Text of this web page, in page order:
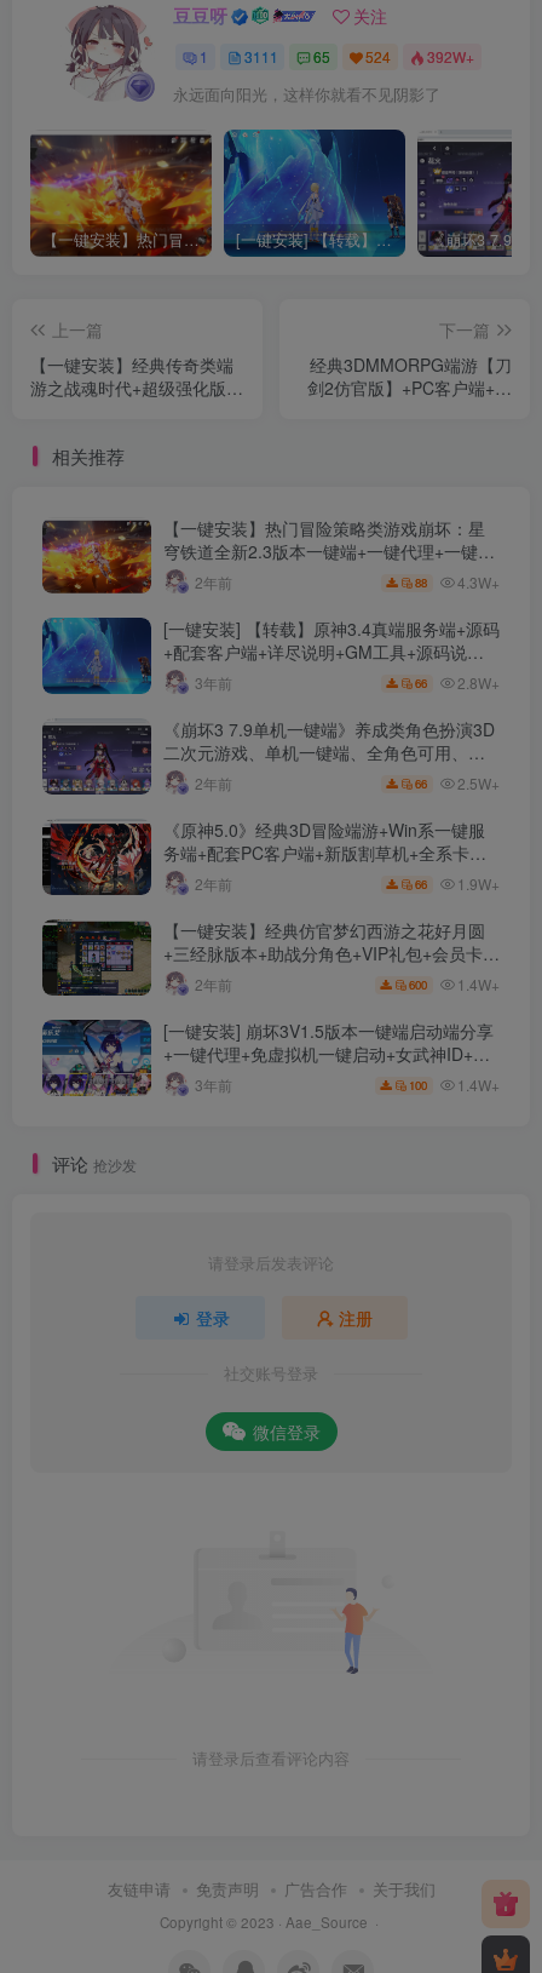
豆豆呀 关注
1 3111 65 524 392W+
永远面向阳光，这样你就看不见阴影了
【一键安装】热门冒险策略类游戏崩坏：星穹铁道全新2.3版本一键端+一键代理+一键启动+免虚拟机 [一键安装] 【转载】原神3.4真端服务端+源码+配套客户端+详尽说明+GM工具+源码说明文件
上一篇
【一键安装】经典传奇类端
游之战魂时代+超级强化版
下一篇
经典3DMMORPG端游【刀
剑2仿官版】+PC客户端+配
相关推荐
【一键安装】热门冒险策略类游戏崩坏：星
穹铁道全新2.3版本一键端+一键代理+一键启
动+免虚拟机
2年前 88 4.3W+
[一键安装] 【转载】原神3.4真端服务端+源码
+配套客户端+详尽说明+GM工具+源码说明
文件3年前 66 2.8W+
《崩坏3 7.9单机一键端》养成类角色扮演3D
二次元游戏、单机一键端、全角色可用、无
限资源、附带保姆级安装教程
2年前 66 2.5W+
《原神5.0》经典3D冒险端游+Win系一键服
务端+配套PC客户端+新版割草机+全系卡池
文件2年前 66 1.9W+
【一键安装】经典仿官梦幻西游之花好月圆
+三经脉版本+助战分角色+VIP礼包+会员卡
+剧情活动+视频搭建及其他修改资料
2年前 600 1.4W+
[一键安装] 崩坏3V1.5版本一键端启动端分享
+一键代理+免虚拟机一键启动+女武神ID+详
细指令+极简一键修改
3年前 100 1.4W+
评论 抢沙发
请登录后发表评论
登录 注册
社交账号登录
微信登录
请登录后查看评论内容
友链申请 免责声明 广告合作 关于我们
Copyright © 2023 · Aae_Source ·